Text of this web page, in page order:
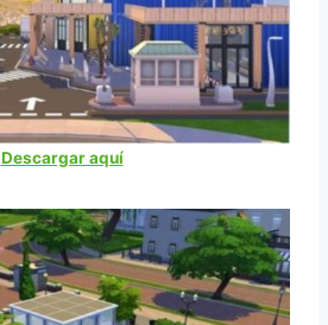
Descargar aquí